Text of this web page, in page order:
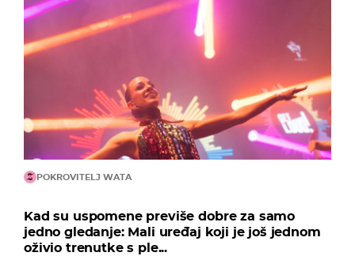
POKROVITELJ WATA
Kad su uspomene previše dobre za samo
jedno gledanje: Mali uređaj koji je još jednom
oživio trenutke s ple...